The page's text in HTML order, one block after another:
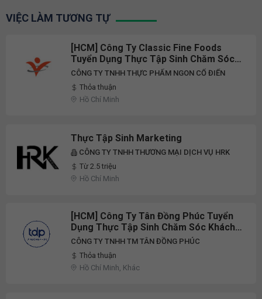
VIỆC LÀM TƯƠNG TỰ
[HCM] Công Ty Classic Fine Foods
Tuyển Dụng Thực Tập Sinh Chăm Sóc
Khách Hàng Full-Time 2026
CÔNG TY TNHH THỰC PHẨM NGON CỔ ĐIỂN
Thỏa thuận
Hồ Chí Minh
Thực Tập Sinh Marketing
CÔNG TY TNHH THƯƠNG MẠI DỊCH VỤ HRK
Từ 2.5 triệu
Hồ Chí Minh
[HCM] Công Ty Tân Đồng Phúc Tuyển
Dụng Thực Tập Sinh Chăm Sóc Khách
Hàng/Sales Admin/Marketing/Bộ Phận
Kinh Doanh Thị Trường, Nhân Viên
Chăm Sóc Khách Hàng/Sales
Admin/Marketing/Bộ Phận Kinh Doanh
CÔNG TY TNHH TM TÂN ĐỒNG PHÚC
Thỏa thuận
Hồ Chí Minh, Khác